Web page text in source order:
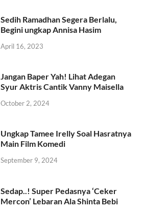
Sedih Ramadhan Segera Berlalu,
Begini ungkap Annisa Hasim
April 16, 2023
Jangan Baper Yah! Lihat Adegan
Syur Aktris Cantik Vanny Maisella
October 2, 2024
Ungkap Tamee Irelly Soal Hasratnya
Main Film Komedi
September 9, 2024
Sedap..! Super Pedasnya ‘Ceker
Mercon’ Lebaran Ala Shinta Bebi